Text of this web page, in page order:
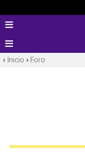
Inicio Foro